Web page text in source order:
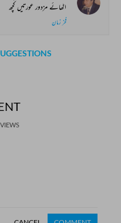
اٹھائے مزدور عورتیں کچھ
فخر زمان